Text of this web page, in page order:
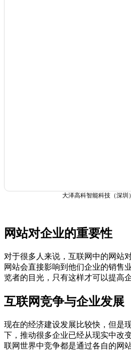
大泽高科智能科技（深圳
网站对企业的重要性
对于很多人来说，互联网中的网站
网站会直接影响到他们企业的销售
览者的目光，只有这样才可以提高
互联网竞争与企业发展
现在的经济建设发展比较快，但是
下，推动很多企业已经从现实中改
联网世界中竞争都是通过各自的网